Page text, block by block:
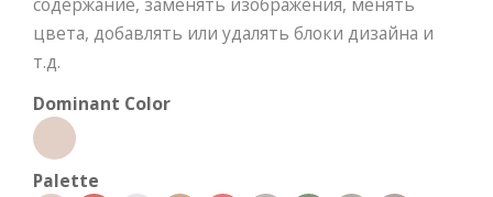
цвета, добавлять или удалять блоки дизайна и
т.д.
Dominant Color
Palette